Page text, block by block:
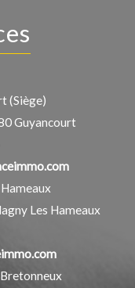
(Siège)
Guyancourt
Les Hameaux